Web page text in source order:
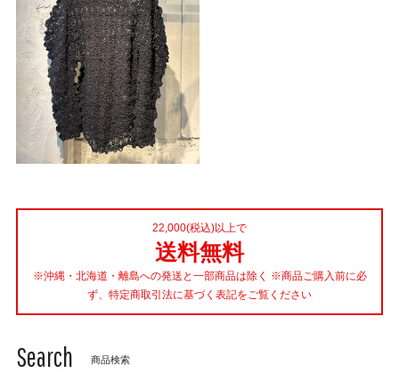
22,000(税込)以上で
送料無料
※沖縄・北海道・離島への発送と一部商品は除く ※商品ご購入前に必
ず、特定商取引法に基づく表記をご覧ください
Search 商品検索